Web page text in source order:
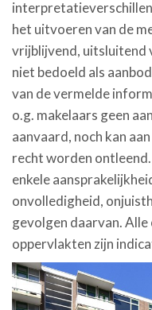
het uitvoeren van de
vrijblijvend, uitsluitend
niet bedoeld als
van de vermelde
o.g. makelaars geen
aanvaard, noch kan
recht worden
enkele
onvolledigheid,
gevolgen daarvan.
oppervlakten zijn